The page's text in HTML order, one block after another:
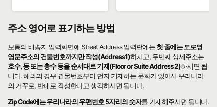
주소 영어로 표기하는 방법
보통의 배송지 입력화면에 Street Address 입력란에는 첫 줄에는 도로명
영문주소의 건물번호까지만 작성(Address1)하시고, 두번째 상세주소는
호수, 동 또는 층수 동을 순서대로 기재(Floor or Suite Address2)하시면 됩
니다. 해외의 경우 건물번호부터 먼저 기재하는 문화가 있어서 우리나라
의 거꾸로, 반대로 작성한다고 생각하시면 됩니다.
Zip Code에는 우리나라의 우편번호 5자리의 숫자를 기재해주시면 됩니다.